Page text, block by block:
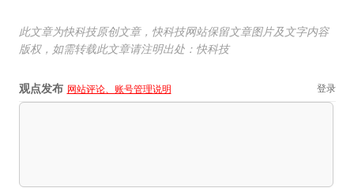
此文章为快科技原创文章，快科技网站保留文章图片及文字内容
版权，如需转载此文章请注明出处：快科技
观点发布 网站评论、账号管理说明 登录